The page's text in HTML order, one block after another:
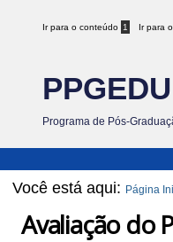
Ir para o conteúdo 1 Ir para
PPGEDU
Programa de Pós-
Você está aqui: Página
Avaliação do